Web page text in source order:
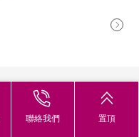
聯絡我們 置頂